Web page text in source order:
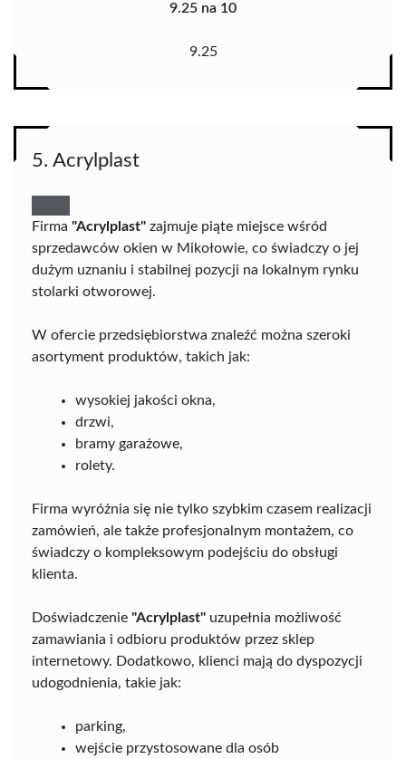
9.25 na 10
9.25
5. Acrylplast
Firma "Acrylplast" zajmuje piąte miejsce wśród
sprzedawców okien w Mikołowie, co świadczy o jej
dużym uznaniu i stabilnej pozycji na lokalnym rynku
stolarki otworowej.
W ofercie przedsiębiorstwa znaleźć można szeroki
asortyment produktów, takich jak:
wysokiej jakości okna,
drzwi,
bramy garażowe,
rolety.
Firma wyróżnia się nie tylko szybkim czasem realizacji
zamówień, ale także profesjonalnym montażem, co
świadczy o kompleksowym podejściu do obsługi
klienta.
Doświadczenie "Acrylplast" uzupełnia możliwość
zamawiania i odbioru produktów przez sklep
internetowy. Dodatkowo, klienci mają do dyspozycji
udogodnienia, takie jak:
parking,
wejście przystosowane dla osób